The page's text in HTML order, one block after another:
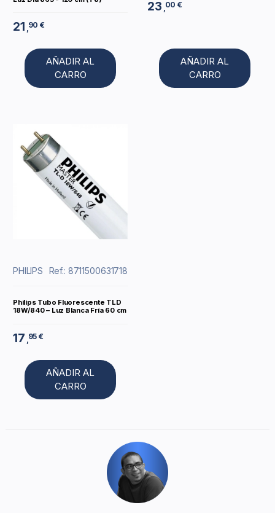
21 ,90 €
AÑADIR AL
CARRO
23 ,00 €
AÑADIR AL
CARRO
PHILIPS Ref.: 8711500631718
Philips Tubo Fluorescente TLD
18W/840 – Luz Blanca Fría 60 cm
17 95 €
AÑADIR AL
CARRO